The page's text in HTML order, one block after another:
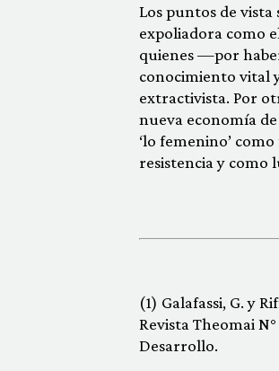
Los puntos de vista
expoliadora como
quienes —por
conocimiento vital
extractivista. Por
nueva economía
‘lo femenino’
resistencia y como
(1) Galafassi, G. y
Revista Theomai
Desarrollo.